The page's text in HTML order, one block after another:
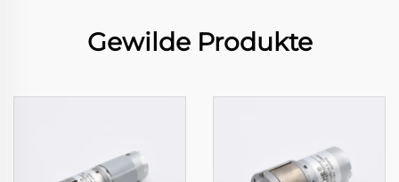
Gewilde Produkte